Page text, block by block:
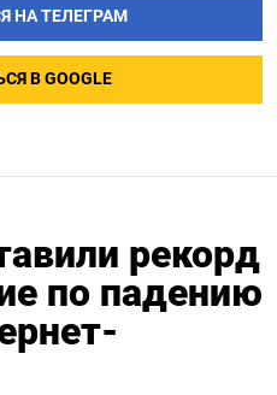
НА ТЕЛЕГРАМ
В GOOGLE
рекорд
по падению